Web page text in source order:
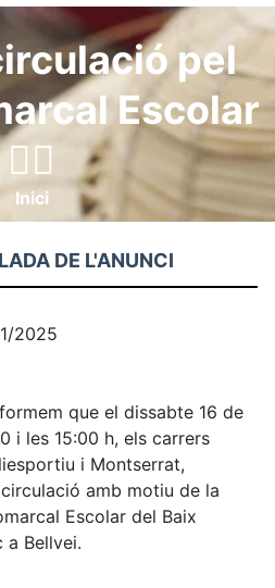
pel
Escolar
🏃‍♀️
Inici
DE L'ANUNCI
2025
que el dissabte 16 de
i les 15:00 h, els carrers
i Montserrat,
amb motiu de la
Escolar del Baix
a Bellvei.